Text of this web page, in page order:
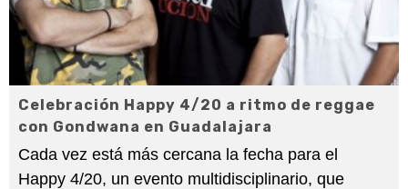
Celebración Happy 4/20 a ritmo de reggae
con Gondwana en Guadalajara
Cada vez está más cercana la fecha para el
Happy 4/20, un evento multidisciplinario, que